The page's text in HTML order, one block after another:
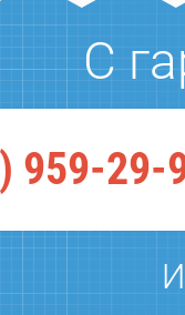
С
959-29-